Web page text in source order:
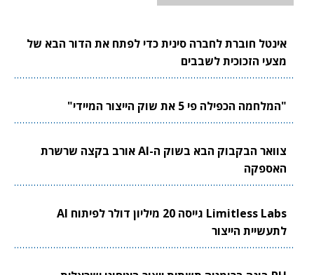
אינטל חוברת לחברה סינית כדי לפתח את הדור הבא של
מצעי הזכוכית לשבבים
"המלחמה הכפילה פי 5 את שוק הייצור המיידי"
צוואר הבקבוק הבא בשוק ה-AI אורב בקצה שרשרת
האספקה
Limitless Labs גייסה 20 מיליון דולר לפיתוח AI
לתעשיית הייצור